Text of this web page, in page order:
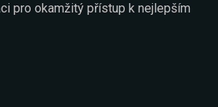
pro okamžitý přístup k nejlepším